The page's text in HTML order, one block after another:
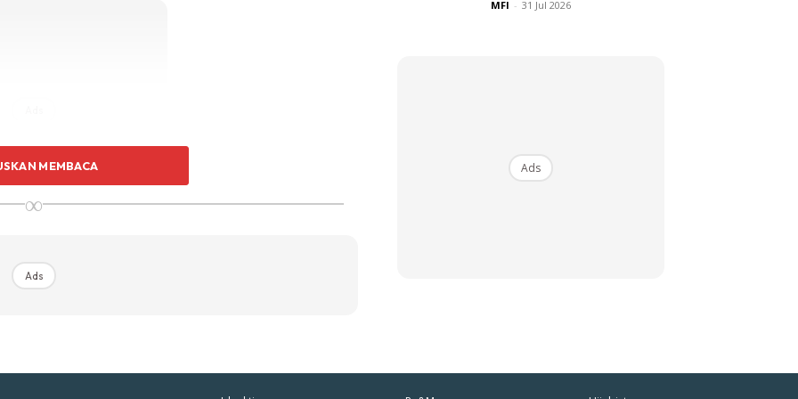
MEMBACA
∞
Ads
MFI - 31 Jul 2026
Ads